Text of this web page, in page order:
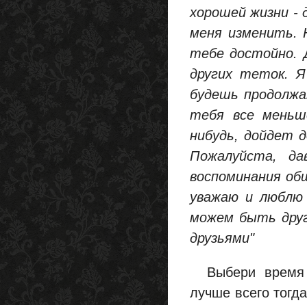
хорошей жизни -
меня изменить.
тебе достойно.
других теток.
будешь
тебя все
нибудь, дойдет
Пожалуйста,
воспоминания
уважаю и
можем быть
друзьями"
Выбери время
лучше всего